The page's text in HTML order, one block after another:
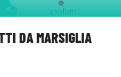
DA MARSIGLIA
La Valletta